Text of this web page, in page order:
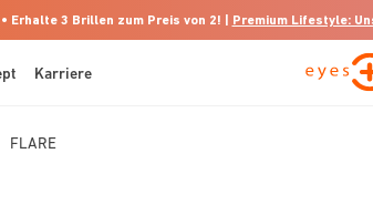
Erhalte 3 Brillen zum Preis von 2! | Premium Lifestyle:
Karriere
FLARE